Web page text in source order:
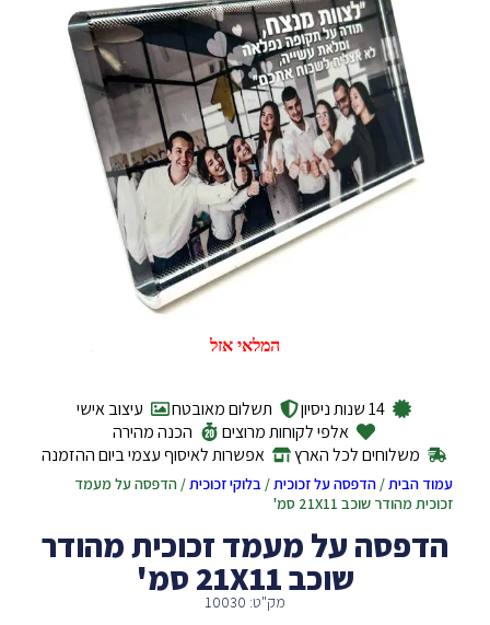
המלאי אזל
14 שנות ניסיון תשלום מאובטח
עיצוב אישי
אלפי לקוחות מרוצים
הכנה מהירה
משלוחים לכל הארץ
אפשרות לאיסוף עצמי ביום ההזמנה
עמוד הבית/הדפסה על זכוכית/בלוקי זכוכית/ הדפסה על מעמד
זכוכית מהודר שוכב 21X11 סמ'
הדפסה על מעמד זכוכית מהודר
שוכב 21X11 סמ'
מק"ט: 10030